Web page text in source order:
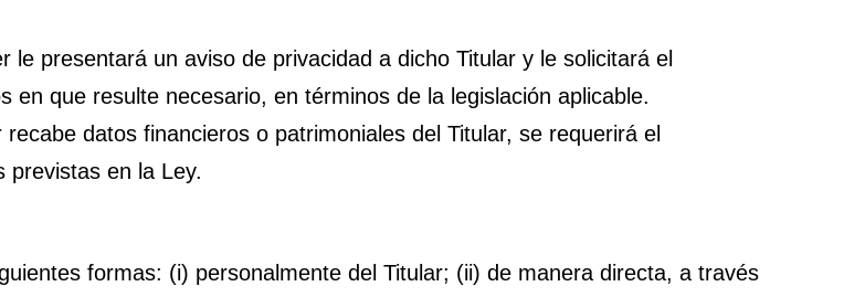
presentará un aviso de privacidad a dicho Titular y le solicitará el
que resulte necesario, en términos de la legislación aplicable.
datos financieros o patrimoniales del Titular, se requerirá el
previstas en la Ley.
formas: (i) personalmente del Titular; (ii) de manera directa, a través